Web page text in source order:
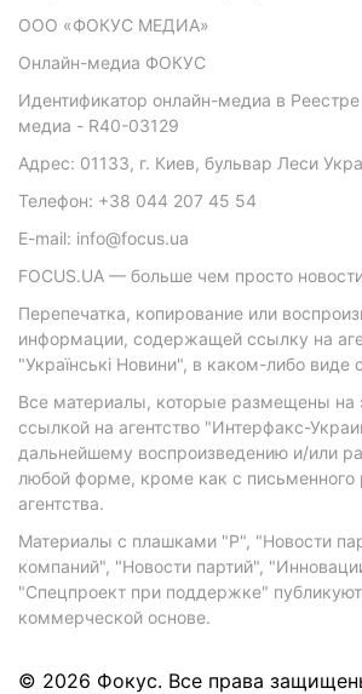
ООО «ФОКУС МЕДИА»
Онлайн-медиа ФОКУС
Идентификатор онлайн-медиа в
медиа - R40-03129
Адрес: 01133, г. Киев, бульвар Леси
Телефон: +38 044 207 45 54
E-mail: info@focus.ua
FOCUS.UA — больше чем просто
Перепечатка, копирование или
информации, содержащей ссылку на
"Українські Новини", в каком-либо виде
Все материалы, которые размещены на
ссылкой на агентство "Интерфакс-
дальнейшему воспроизведению и/или
любой форме, кроме как с письменного
агентства.
Материалы с плашками "Р", "Новости
компаний", "Новости партий",
"Спецпроект при поддержке"
коммерческой основе.
© 2026 Фокус. Все права